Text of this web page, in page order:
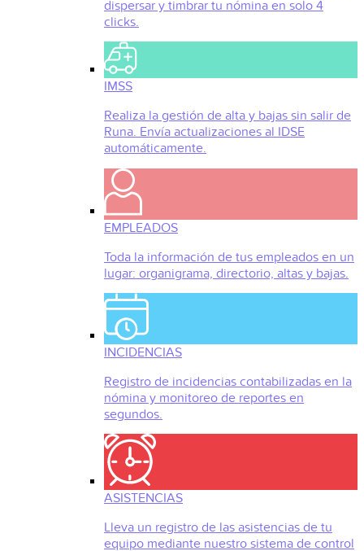
dispersar y timbrar tu nómina en solo 4
clicks.
IMSS
Realiza la gestión de alta y bajas sin salir de
Runa. Envía actualizaciones al IDSE
automáticamente.
EMPLEADOS
Toda la información de tus empleados en un
lugar: organigrama, directorio, altas y bajas.
INCIDENCIAS
Registro de incidencias contabilizadas en la
nómina y monitoreo de reportes en
segundos.
ASISTENCIAS
Lleva un registro de las asistencias de tu
equipo mediante nuestro sistema de control